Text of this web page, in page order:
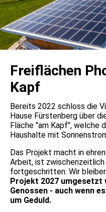
Freiflächen
Kapf
Bereits 2022 schloss die
Hause Fürstenberg über
Fläche "am Kapf", welche
Haushalte mit
Das Projekt macht in
Arbeit, ist
fortgeschritten: Wir
Projekt 2027 umgesetzt
Genossen - auch wenn
um Geduld.